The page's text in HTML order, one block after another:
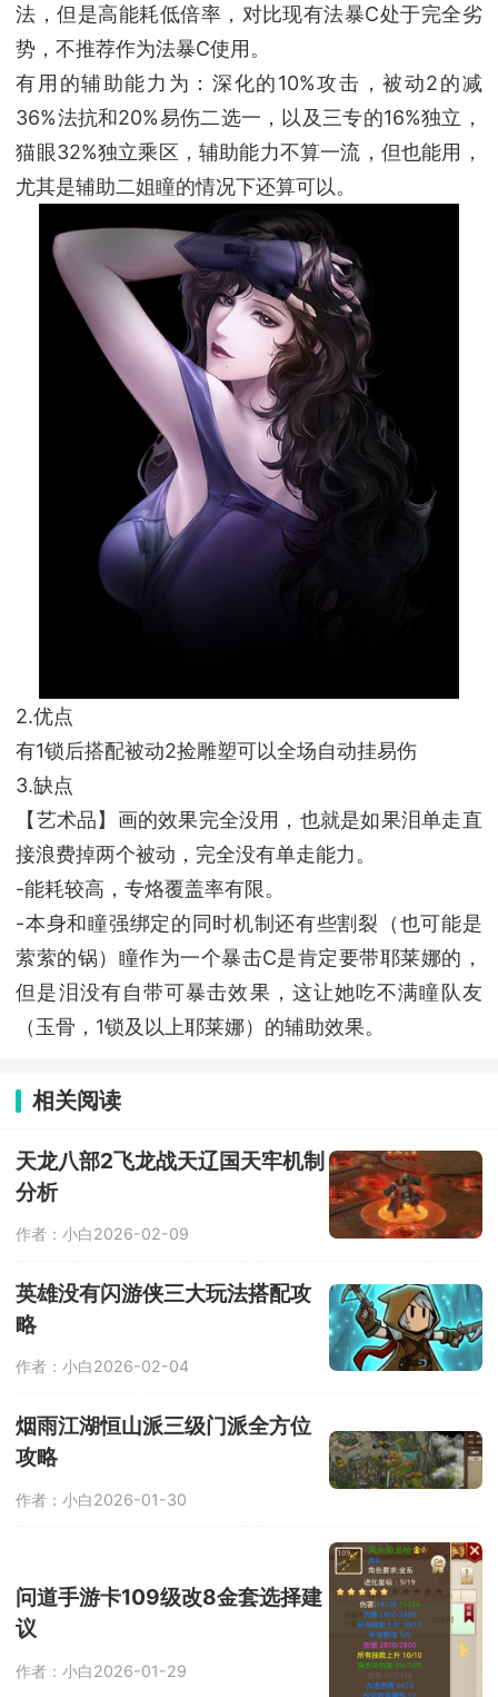
法，但是高能耗低倍率，对比现有法暴C处于完全劣
势，不推荐作为法暴C使用。
有用的辅助能力为：深化的10%攻击，被动2的减
36%法抗和20%易伤二选一，以及三专的16%独立，
猫眼32%独立乘区，辅助能力不算一流，但也能用，
尤其是辅助二姐瞳的情况下还算可以。
2.优点
有1锁后搭配被动2捡雕塑可以全场自动挂易伤
3.缺点
【艺术品】画的效果完全没用，也就是如果泪单走直
接浪费掉两个被动，完全没有单走能力。
-能耗较高，专烙覆盖率有限。
-本身和瞳强绑定的同时机制还有些割裂（也可能是
萦萦的锅）瞳作为一个暴击C是肯定要带耶莱娜的，
但是泪没有自带可暴击效果，这让她吃不满瞳队友
（玉骨，1锁及以上耶莱娜）的辅助效果。
相关阅读
天龙八部2飞龙战天辽国天牢机制
分析
作者：小白2026-02-09
英雄没有闪游侠三大玩法搭配攻
略
作者：小白2026-02-04
烟雨江湖恒山派三级门派全方位
攻略
作者：小白2026-01-30
问道手游卡109级改8金套选择建
议
作者：小白2026-01-29